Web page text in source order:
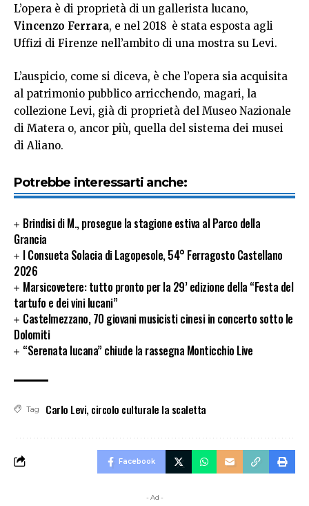
L’opera è di proprietà di un gallerista lucano,
Vincenzo Ferrara, e nel 2018 è stata esposta agli
Uffizi di Firenze nell’ambito di una mostra su Levi.
L’auspicio, come si diceva, è che l’opera sia acquisita
al patrimonio pubblico arricchendo, magari, la
collezione Levi, già di proprietà del Museo Nazionale
di Matera o, ancor più, quella del sistema dei musei
di Aliano.
Potrebbe interessarti anche:
Brindisi di M., prosegue la stagione estiva al Parco della
Grancia
I Consueta Solacia di Lagopesole, 54° Ferragosto Castellano
2026
Marsicovetere: tutto pronto per la 29’ edizione della “Festa del
tartufo e dei vini lucani”
Castelmezzano, 70 giovani musicisti cinesi in concerto sotto le
Dolomiti
“Serenata lucana” chiude la rassegna Monticchio Live
Tag Carlo Levi, circolo culturale la scaletta
Facebook
- Ad -